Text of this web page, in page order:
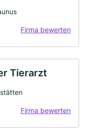
Firma bewerten
Tierarzt
Firma bewerten